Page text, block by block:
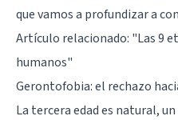
que vamos a profundizar a
Artículo relacionado: "Las 9
humanos"
Gerontofobia: el rechazo
La tercera edad es natural,